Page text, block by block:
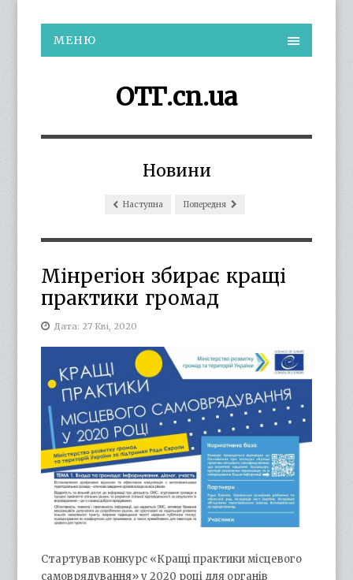
МЕНЮ
ОТГ.cn.ua
Новини
Наступна Попередня
Мінрегіон збирає кращі
практики громад
Дата: 27 Кві, 2020
Стартував конкурс «Кращі практики місцевого
самоврядування» у 2020 році для органів